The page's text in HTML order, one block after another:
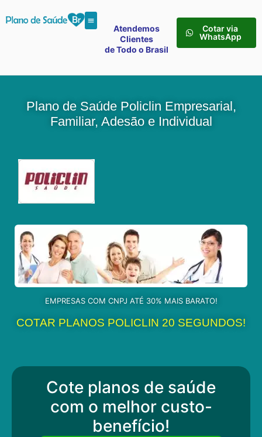
Atendemos
Clientes
de Todo o Brasil
Cotar via
WhatsApp
Plano de Saúde Policlin Empresarial,
Familiar, Adesão e Individual
EMPRESAS COM CNPJ ATÉ 30% MAIS BARATO!
COTAR PLANOS POLICLIN 20 SEGUNDOS!
Cote planos de saúde
com o melhor custo-
benefício!